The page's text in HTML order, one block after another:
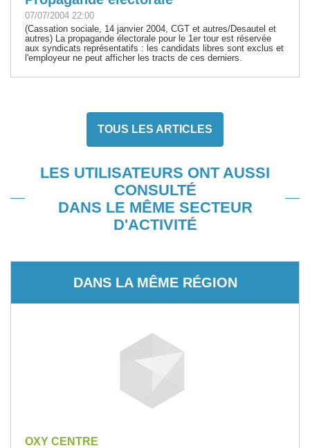
07/07/2004 22:00
(Cassation sociale, 14 janvier 2004, CGT et autres/Desautel et
autres) La propagande électorale pour le 1er tour est réservée
aux syndicats représentatifs : les candidats libres sont exclus et
l'employeur ne peut afficher les tracts de ces derniers.
TOUS LES ARTICLES
LES UTILISATEURS ONT AUSSI
CONSULTÉ
DANS LE MÊME SECTEUR
D'ACTIVITÉ
DANS LA MÊME RÉGION
OXY CENTRE